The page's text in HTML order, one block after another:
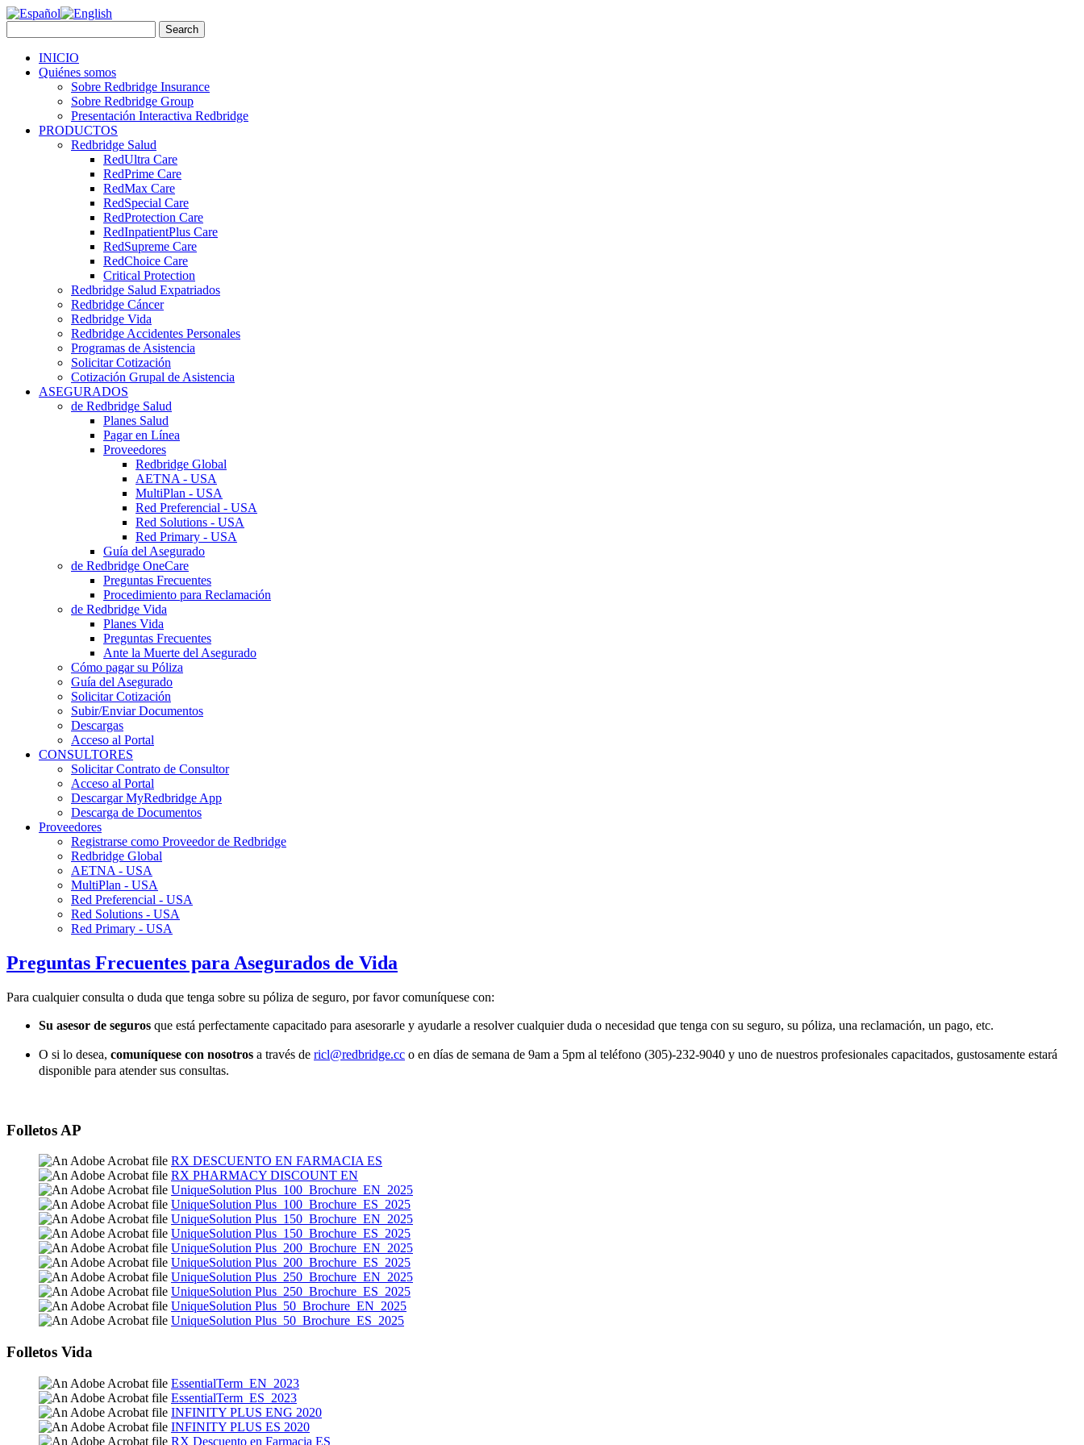
INICIO
Quiénes somos
Sobre Redbridge Insurance
Sobre Redbridge Group
Presentación Interactiva Redbridge
PRODUCTOS
Redbridge Salud
RedUltra Care
RedPrime Care
RedMax Care
RedSpecial Care
RedProtection Care
RedInpatientPlus Care
RedSupreme Care
RedChoice Care
Critical Protection
Redbridge Salud Expatriados
Redbridge Cáncer
Redbridge Vida
Redbridge Accidentes Personales
Programas de Asistencia
Solicitar Cotización
Cotización Grupal de Asistencia
ASEGURADOS
de Redbridge Salud
Planes Salud
Pagar en Línea
Proveedores
Redbridge Global
AETNA - USA
MultiPlan - USA
Red Preferencial - USA
Red Solutions - USA
Red Primary - USA
Guía del Asegurado
de Redbridge OneCare
Preguntas Frecuentes
Procedimiento para Reclamación
de Redbridge Vida
Planes Vida
Preguntas Frecuentes
Ante la Muerte del Asegurado
Cómo pagar su Póliza
Guía del Asegurado
Solicitar Cotización
Subir/Enviar Documentos
Descargas
Acceso al Portal
CONSULTORES
Solicitar Contrato de Consultor
Acceso al Portal
Descargar MyRedbridge App
Descarga de Documentos
Proveedores
Registrarse como Proveedor de Redbridge
Redbridge Global
AETNA - USA
MultiPlan - USA
Red Preferencial - USA
Red Solutions - USA
Red Primary - USA
Preguntas Frecuentes para Asegurados de Vida
Para cualquier consulta o duda que tenga sobre su póliza de seguro, por favor comuníquese con:
Su asesor de seguros que está perfectamente capacitado para asesorarle y ayudarle a resolver cualquier duda o necesidad que tenga con su seguro, su póliza, una reclamación, un pago, etc.
O si lo desea, comuníquese con nosotros a través de ricl@redbridge.cc o en días de semana de 9am a 5pm al teléfono (305)-232-9040 y uno de nuestros profesionales capacitados, gustosamente estará
disponible para atender sus consultas.
Folletos AP
RX DESCUENTO EN FARMACIA ES
RX PHARMACY DISCOUNT EN
UniqueSolution Plus_100_Brochure_EN_2025
UniqueSolution Plus_100_Brochure_ES_2025
UniqueSolution Plus_150_Brochure_EN_2025
UniqueSolution Plus_150_Brochure_ES_2025
UniqueSolution Plus_200_Brochure_EN_2025
UniqueSolution Plus_200_Brochure_ES_2025
UniqueSolution Plus_250_Brochure_EN_2025
UniqueSolution Plus_250_Brochure_ES_2025
UniqueSolution Plus_50_Brochure_EN_2025
UniqueSolution Plus_50_Brochure_ES_2025
Folletos Vida
EssentialTerm_EN_2023
EssentialTerm_ES_2023
INFINITY PLUS ENG 2020
INFINITY PLUS ES 2020
RX Descuento en Farmacia ES